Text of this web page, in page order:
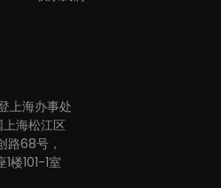
上海办事处
上海松江区
路68号，
1楼101-1室